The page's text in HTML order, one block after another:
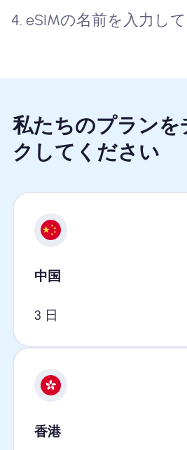
eSIMの名前を入力し
私たちのプランを
クしてください
中国
3 日
香港